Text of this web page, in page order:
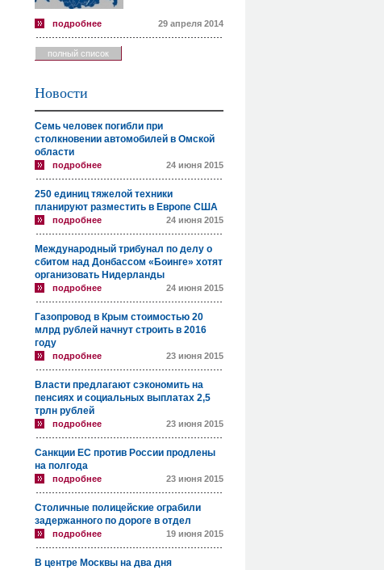
подробнее 29 апреля 2014
полный список
Новости
Семь человек погибли при
столкновении автомобилей в Омской
области
подробнее 24 июня 2015
250 единиц тяжелой техники
планируют разместить в Европе США
подробнее 24 июня 2015
Международный трибунал по делу о
сбитом над Донбассом «Боинге» хотят
организовать Нидерланды
подробнее 24 июня 2015
Газопровод в Крым стоимостью 20
млрд рублей начнут строить в 2016
году
подробнее 23 июня 2015
Власти предлагают сэкономить на
пенсиях и социальных выплатах 2,5
трлн рублей
подробнее 23 июня 2015
Санкции ЕС против России продлены
на полгода
подробнее 23 июня 2015
Столичные полицейские ограбили
задержанного по дороге в отдел
подробнее 19 июня 2015
В центре Москвы на два дня